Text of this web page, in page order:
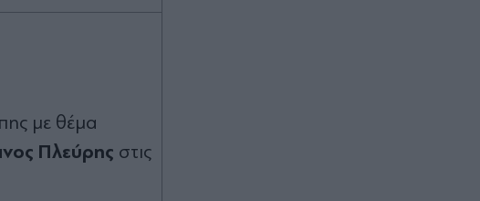
με θέμα
Πλεύρης στις